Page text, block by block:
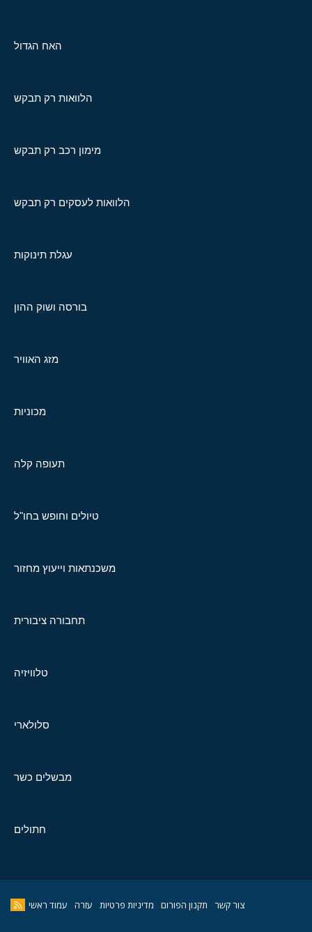
האח הגדול
הלוואות רק תבקש
מימון רכב רק תבקש
הלוואות לעסקים רק תבקש
עגלת תינוקות
בורסה ושוק ההון
מזג האוויר
מכוניות
תעופה קלה
טיולים וחופש בחו"ל
משכנתאות וייעוץ מחזור
תחבורה ציבורית
טלוויזיה
סלולארי
מבשלים כשר
חתולים
צור קשר תקנון הפורום מדיניות פרטיות עזרה עמוד ראשי